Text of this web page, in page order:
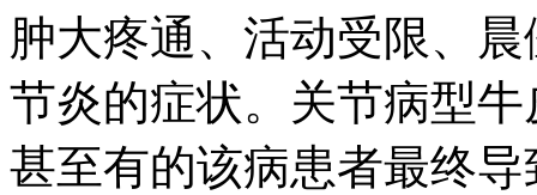
肿大疼通、活动受限、
节炎的症状。关节病型
甚至有的该病患者最终